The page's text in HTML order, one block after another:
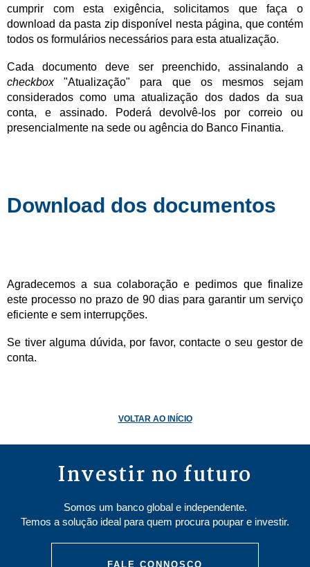
cumprir com esta exigência, solicitamos que faça o
download da pasta zip disponível nesta página, que contém
todos os formulários necessários para esta atualização.
Cada documento deve ser preenchido, assinalando a
checkbox"Atualização" para que os mesmos sejam
considerados como uma atualização dos dados da sua
conta, e assinado. Poderá devolvê-los por correio ou
presencialmente na sede ou agência do Banco Finantia.
Download dos documentos
Agradecemos a sua colaboração e pedimos que finalize
este processo no prazo de 90 dias para garantir um serviço
eficiente e sem interrupções.
Se tiver alguma dúvida, por favor, contacte o seu gestor de
conta.
VOLTAR AO INÍCIO
Investir no futuro
Somos um banco global e independente.
Temos a solução ideal para quem procura poupar e investir.
FALE CONNOSCO